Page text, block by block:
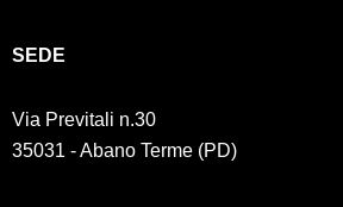
SED E
Via Previtali n.30
35031 - Abano Terme (PD)